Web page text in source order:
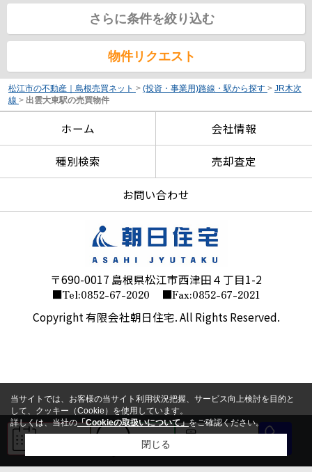
さらに条件を絞り込む
物件リクエスト
松江市の不動産｜島根売買ネット > (投資・事業用)路線・駅から探す > JR木次
線 > 出雲大東駅の売買物件
来店予約 LINE 会員登録
ホーム 会社情報
種別検索 売却査定
お問い合わせ
〒690-0017 島根県松江市西津田４丁目1-2
■Tel:0852-67-2020 ■Fax:0852-67-2021
Copyright 有限会社朝日住宅. All Rights Reserved.
当サイトでは、お客様の当サイト利用状況把握、サービス向上検討を目的と
して、クッキー（Cookie）を使用しています。
詳しくは、当社の「Cookieの取扱いについて」をご確認ください。
閉じる